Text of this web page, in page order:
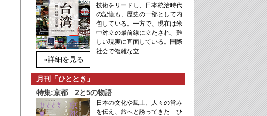
»詳細を見る
技術をリードし、日本統治時代
の記憶も、歴史の一部として内
包している。一方で、現在は米
中対立の最前線に立たされ、難
しい現実に直面している。国際
社会で複雑な立…
月刊「ひととき」
特集:京都 2と5の物語
日本の文化や風土、人々の営み
を伝え、旅へと誘ってきた「ひ